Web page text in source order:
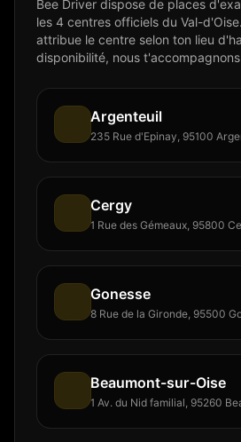
Bee Driver dispose de places
les 4 centres officiels du Val-
attribue le centre selon ton lieu
disponibilité, nous
Argenteuil
235 Rue d'Epinay, 95100
Cergy
1 Rue des Gémeaux, 95800
Gonesse
8 Rue de la Gironde, 95500
Beaumont-sur-Oise
1 Av. du Nid familial, 95260